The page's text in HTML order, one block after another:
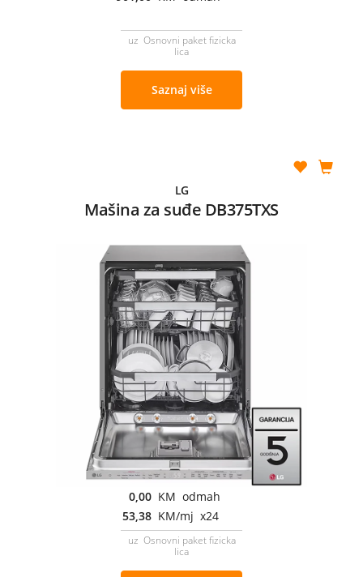
uz Osnovni paket fizicka
lica
Saznaj više
LG
Mašina za suđe DB375TXS
0,00 KM odmah
53,38 KM/mj x24
uz Osnovni paket fizicka
lica